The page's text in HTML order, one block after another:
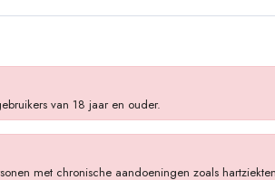
van 18 jaar en ouder.
met chronische aandoeningen zoals